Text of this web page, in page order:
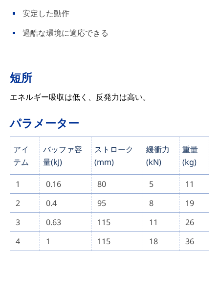
安定した動作
過酷な環境に適応できる
短所
エネルギー吸収は低く、反発力は高い。
パラメーター
アイ
テム
バッファ容
量(kJ)
ストローク
(mm)
緩衝力
(kN)
重量
(kg)
1 0.16 80 5
11
2
0.4 95 8
19
3
0.63 115 11
26
4
1 115 18 36